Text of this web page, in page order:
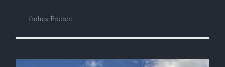
frohes Frieren.